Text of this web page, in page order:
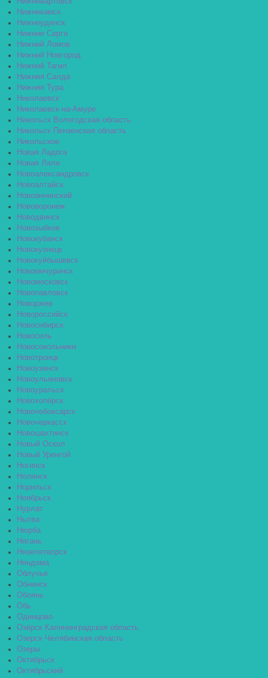
Нижнекамск
Нижнеудинск
Нижние Серги
Нижний Ломов
Нижний Новгород
Нижний Тагил
Нижняя Салда
Нижняя Тура
Николаевск
Николаевск-на-Амуре
Никольск Вологодская область
Никольск Пензенская область
Никольское
Новая Ладога
Новая Ляля
Новоалександровск
Новоалтайск
Новоаннинский
Нововоронеж
Новодвинск
Новозыбков
Новокубанск
Новокузнецк
Новокуйбышевск
Новомичуринск
Новомосковск
Новопавловск
Новоржев
Новороссийск
Новосибирск
Новосиль
Новосокольники
Новотроицк
Новоузенск
Новоульяновск
Новоуральск
Новохопёрск
Новочебоксарск
Новочеркасск
Новошахтинск
Новый Оскол
Новый Уренгой
Ногинск
Нолинск
Норильск
Ноябрьск
Нурлат
Нытва
Нюрба
Нягань
Нязелетворск
Няндома
Облучье
Обнинск
Обоянь
Обь
Одинцово
Озёрск Калининградская область
Озерск Челябинская область
Озеры
Октябрьск
Октябрьский